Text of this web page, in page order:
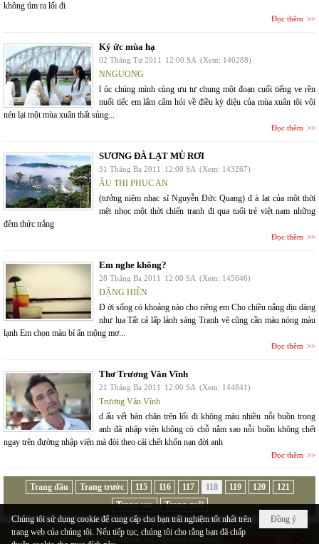
không tìm ra lối đi
Đọc thêm
Ký ức mùa hạ
02 Tháng Tư 2011 12:00 SA (Xem: 140288)
NNGUONG
l úc chúng mình cùng ưu tư chung một đoạn cuối tiếng ve rền
nuối tiếc em lẩm cẩm hỏi về điều kỳ diệu của mùa xuân tôi vội
nén lại một mùa xuân thất sủng...
Đọc thêm
SƯƠNG ĐÀ LẠT MÙ RƠI
31 Tháng Ba 2011 12:00 SA (Xem: 143267)
ÂU THỊ PHỤC AN
(tưởng niệm nhạc sĩ Nguyễn Đức Quang) đ à lạt của một thời
mệt nhọc một thời chiến tranh đi qua tuổi trẻ việt nam những
đêm thức trắng
Đọc thêm
Em nghe không?
28 Tháng Ba 2011 12:00 SA (Xem: 145646)
ĐẶNG HIỀN
Đ ời sống có khoảng nào cho riêng em Cho chiều nắng dịu dàng
như lụa Tất cả lấp lánh sáng Tranh vẽ cũng cần màu nóng màu
lạnh Em chọn màu bí ẩn mộng mơ...
Đọc thêm
Thơ Trương Văn Vĩnh
21 Tháng Ba 2011 12:00 SA (Xem: 144841)
Trương Văn Vĩnh
d ấu vết bàn chân trên lối đi không màu nhiều nỗi buồn trong
anh đã nhập viện không có chỗ nằm sao nỗi buồn không chết
ngay trên đường nhập viện mà đòi theo cái chết khốn nạn đời anh
Đọc thêm
Trang đầu Trang trước 115 116 117 118 119 120
121
Trang sau
Trang cuối
Copyright © 2026 hopluu.net All rights reserved
Đồng ý
Chúng tôi sử dụng cookie để cung cấp cho bạn trải nghiệm tốt nhất trên
trang web của chúng tôi. Nếu tiếp tục, chúng tôi cho rằng bạn đã chấp